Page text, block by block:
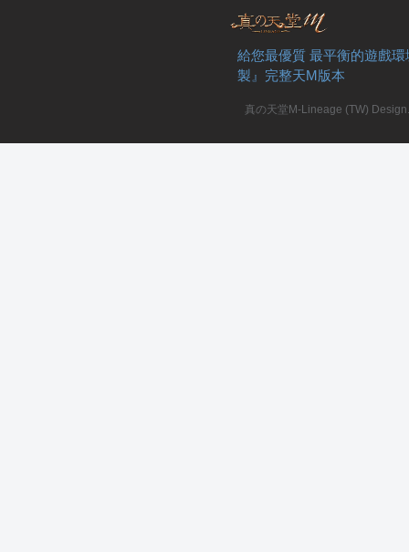
給您最優質 最平衡的遊戲
製』完整天M版本
真の天堂M-Lineage (TW)